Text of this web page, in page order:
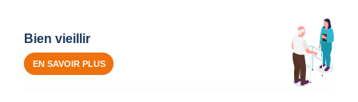
Bien vieillir
EN SAVOIR PLUS